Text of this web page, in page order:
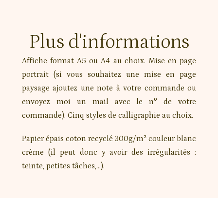
Plus d'informations
Affiche format A5 ou A4 au choix. Mise en page
portrait (si vous souhaitez une mise en page
paysage ajoutez une note à votre commande ou
envoyez moi un mail avec le n° de votre
commande). Cinq styles de calligraphie au choix.
Papier épais coton recyclé 300g/m² couleur blanc
crème (il peut donc y avoir des irrégularités :
teinte, petites tâches,…).